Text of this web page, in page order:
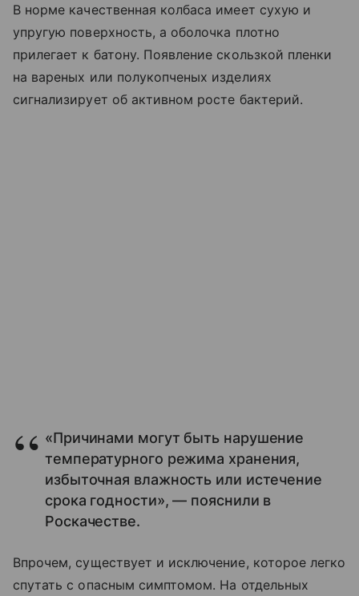
В норме качественная колбаса имеет сухую и
упругую поверхность, а оболочка плотно
прилегает к батону. Появление скользкой пленки
на вареных или полукопченых изделиях
сигнализирует об активном росте бактерий.
«Причинами могут быть нарушение
температурного режима хранения,
избыточная влажность или истечение
срока годности», — пояснили в
Роскачестве.
Впрочем, существует и исключение, которое легко
спутать с опасным симптомом. На отдельных